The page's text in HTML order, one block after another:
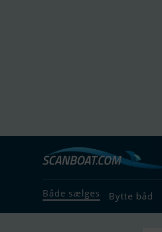
Både sælges Bytte båd